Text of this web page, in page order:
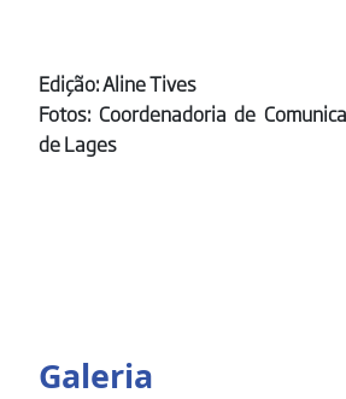
Edição: Aline Tives
Fotos: Coordenadoria de
de Lages
Galeria